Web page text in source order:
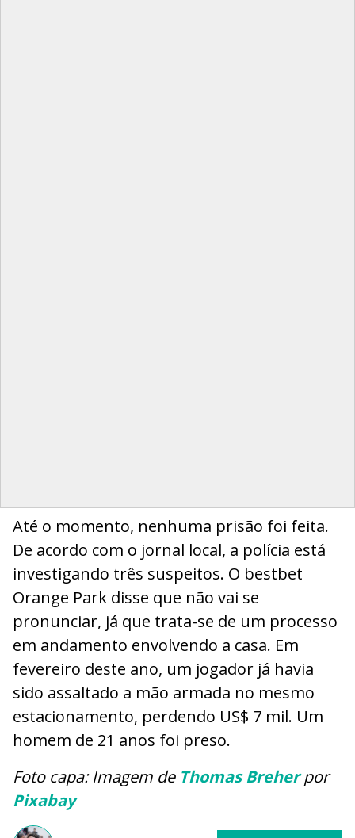
Até o momento, nenhuma prisão foi feita.
De acordo com o jornal local, a polícia está
investigando três suspeitos. O bestbet
Orange Park disse que não vai se
pronunciar, já que trata-se de um processo
em andamento envolvendo a casa. Em
fevereiro deste ano, um jogador já havia
sido assaltado a mão armada no mesmo
estacionamento, perdendo US$ 7 mil. Um
homem de 21 anos foi preso.
Foto capa: Imagem de Thomas Breherpor
Pixabay